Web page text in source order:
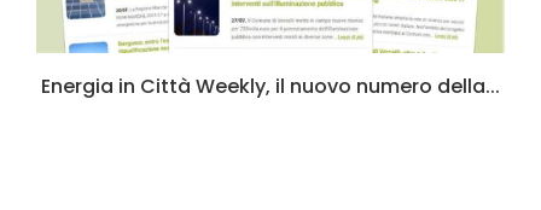
Energia in Città Weekly, il nuovo numero della...